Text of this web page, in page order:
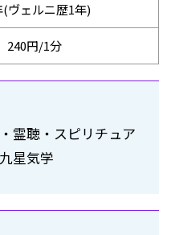
(ヴェルニ歴1年)
240円/1分
霊聴・スピリチュア
星気学